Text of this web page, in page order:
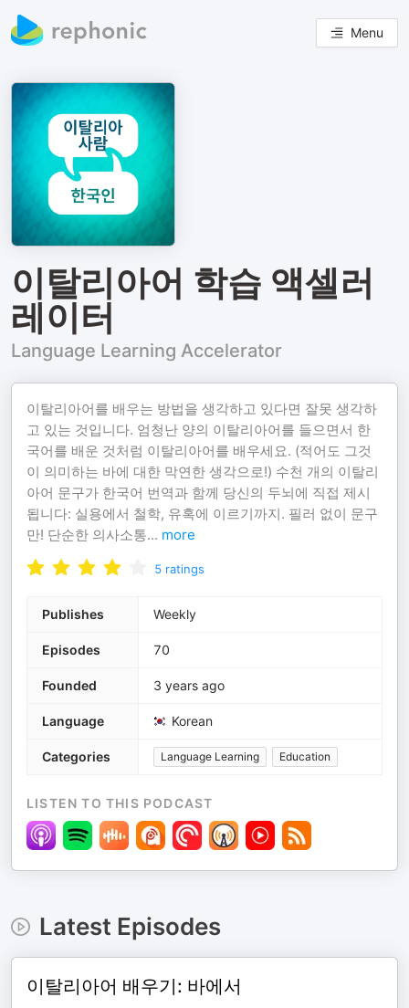
Menu
이탈리아어 학습 액셀러
레이터
Language Learning Accelerator
이탈리아어를 배우는 방법을 생각하고 있다면 잘못 생각하
고 있는 것입니다. 엄청난 양의 이탈리아어를 들으면서 한
국어를 배운 것처럼 이탈리아어를 배우세요. (적어도 그것
이 의미하는 바에 대한 막연한 생각으로!) 수천 개의 이탈리
아어 문구가 한국어 번역과 함께 당신의 두뇌에 직접 제시
됩니다: 실용에서 철학, 유혹에 이르기까지. 필러 없이 문구
만! 단순한 의사소통... more
5 ratings
Publishes Weekly
Episodes 70
Founded 3 years ago
Language Korean
Categories Language Learning Education
LISTEN TO THIS PODCAST
Latest Episodes
이탈리아어 배우기: 바에서